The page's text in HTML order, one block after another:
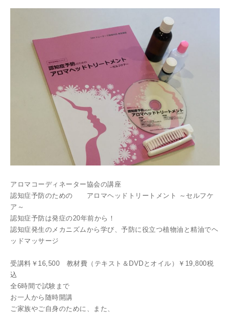
アロマコーディネーター協会の講座
認知症予防のための アロマヘッドトリートメント ～セルフケ
ア～
認知症予防は発症の20年前から！
認知症発生のメカニズムから学び、予防に役立つ植物油と精油でヘ
ッドマッサージ
受講料￥16,500 教材費（テキスト＆DVDとオイル）￥19,800税
込
全6時間で試験まで
お一人から随時開講
ご家族やご自身のために、また、